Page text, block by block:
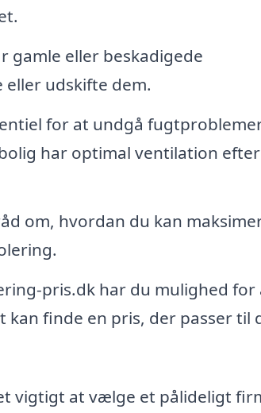
gamle eller beskadigede
udskifte dem.
for at undgå
har optimal ventilation efter
om, hvordan du kan
pris.dk har du mulighed for
finde en pris, der passer til
vigtigt at vælge et pålideligt